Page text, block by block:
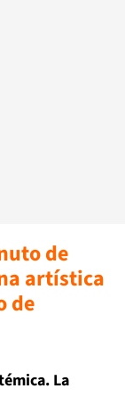
de
artística
de
La